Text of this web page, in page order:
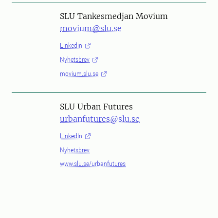
SLU Tankesmedjan Movium
movium@slu.se
Linkedin
Nyhetsbrev
movium.slu.se
SLU Urban Futures
urbanfutures@slu.se
LinkedIn
Nyhetsbrev
www.slu.se/urbanfutures